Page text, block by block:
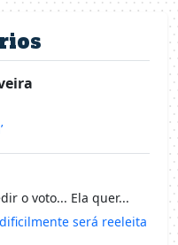
o voto... Ela quer...
será reeleita